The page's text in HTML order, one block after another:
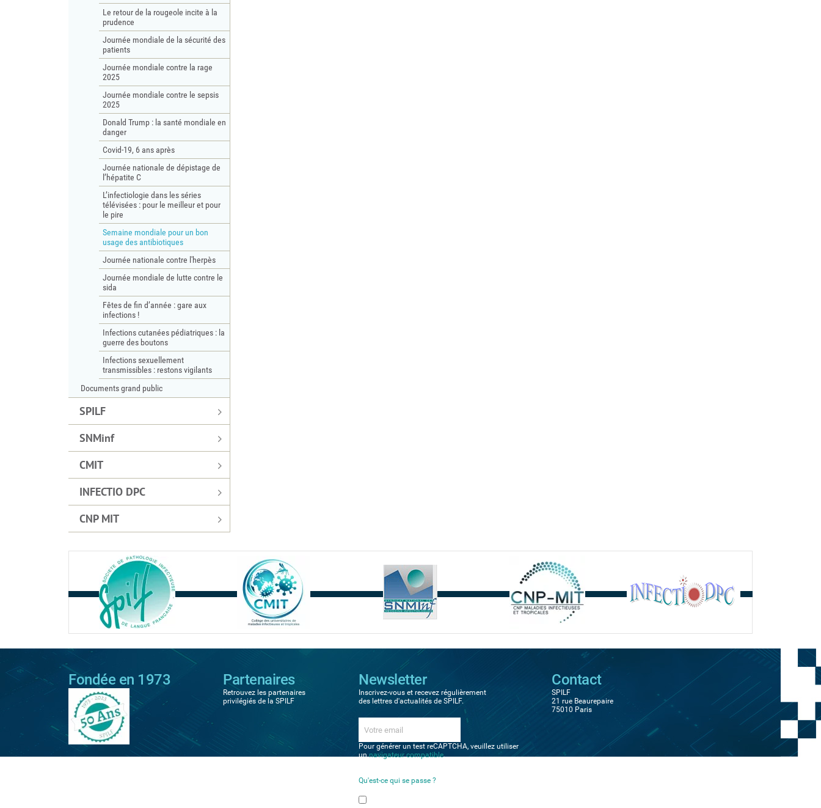
Le retour de la rougeole incite à la
prudence
Journée mondiale de la sécurité des
patients
Journée mondiale contre la rage
2025
Journée mondiale contre le sepsis
2025
Donald Trump : la santé mondiale en
danger
Covid-19, 6 ans après
Journée nationale de dépistage de
l’hépatite C
L’infectiologie dans les séries
télévisées : pour le meilleur et pour
le pire
Semaine mondiale pour un bon
usage des antibiotiques
Journée nationale contre l'herpès
Journée mondiale de lutte contre le
sida
Fêtes de fin d’année : gare aux
infections !
Infections cutanées pédiatriques : la
guerre des boutons
Infections sexuellement
transmissibles : restons vigilants
Documents grand public
SPILF
SNMinf
CMIT
INFECTIO DPC
CNP MIT
Fondée en 1973 Partenaires
Retrouvez les partenaires
privilégiés de la SPILF
Newsletter
Inscrivez-vous et recevez régulièrement
des lettres d'actualités de SPILF.
Pour générer un test reCAPTCHA, veuillez utiliser
unnavigateur compatible.
Qu'est-ce qui se passe ?
Contact
SPILF
21 rue Beaurepaire
75010 Paris